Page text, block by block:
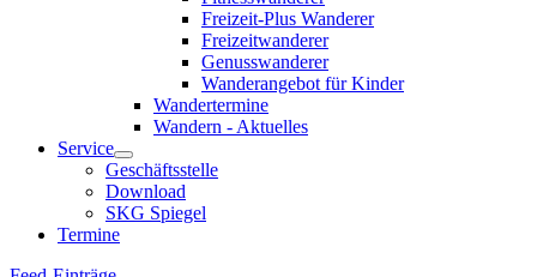
Freizeit-Plus Wanderer
Freizeitwanderer
Genusswanderer
Wanderangebot für Kinder
Wandertermine
Wandern - Aktuelles
Service
Geschäftsstelle
Download
SKG Spiegel
Termine